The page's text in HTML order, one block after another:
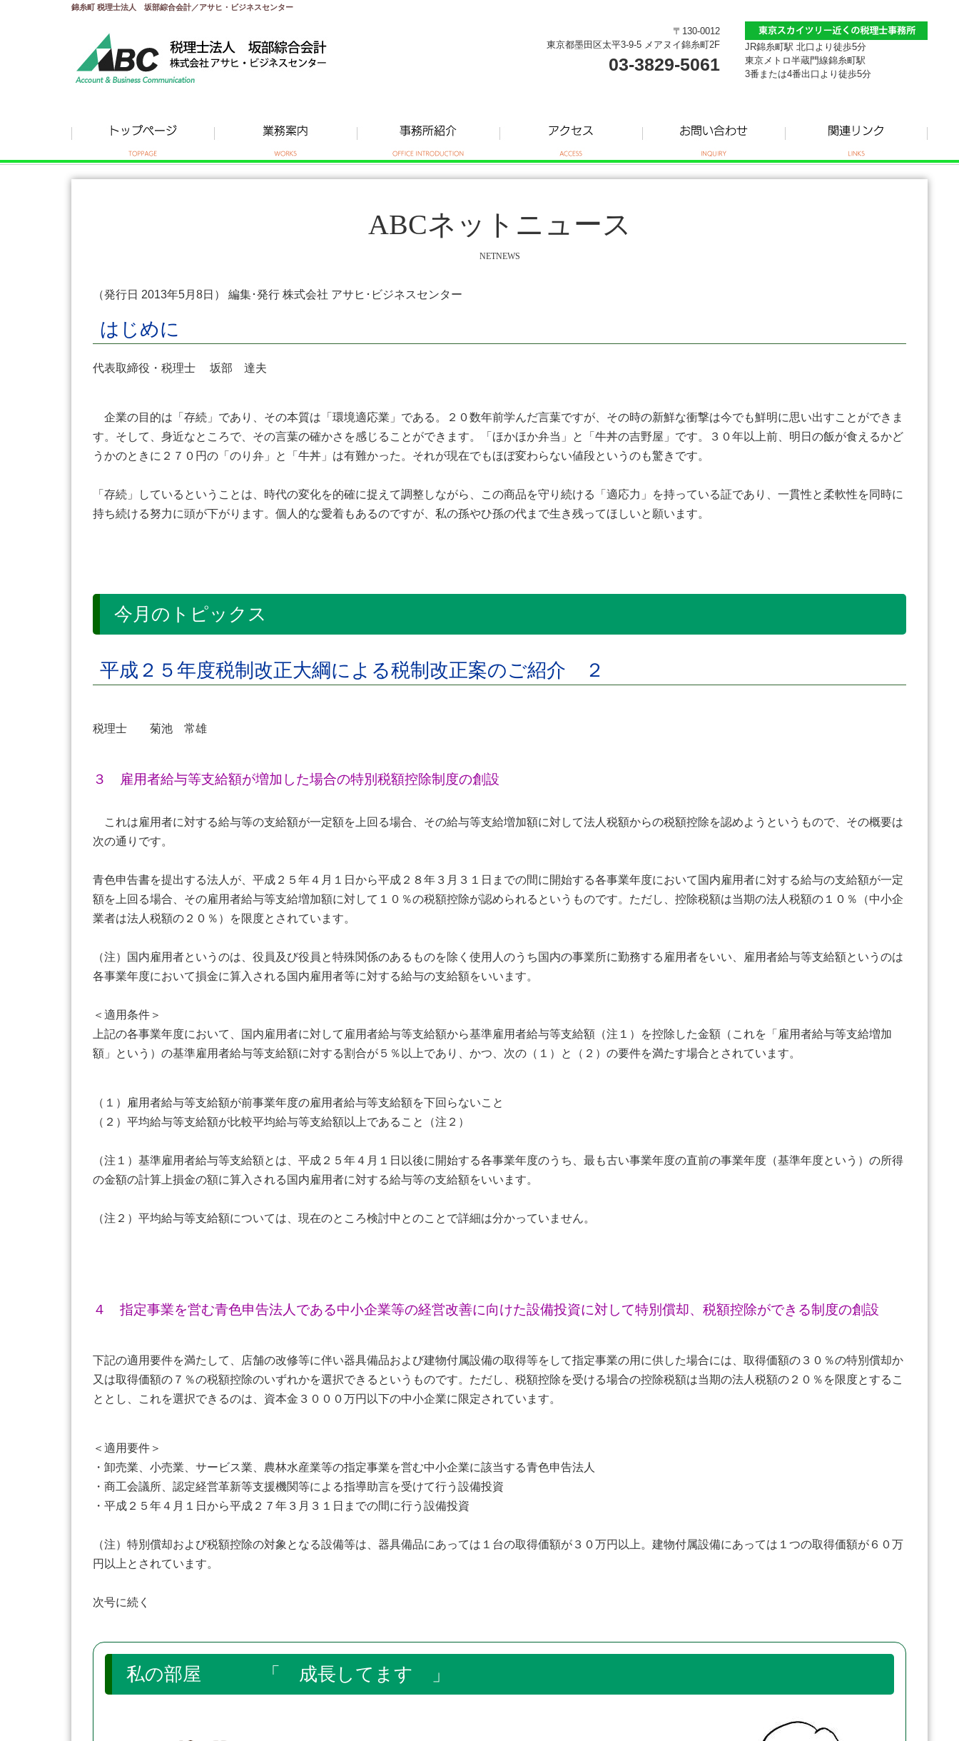
錦糸町 税理士法人 坂部綜合会計／アサヒ・ビジネスセンター
〒130-0012
東京都墨田区太平3-9-5 メアヌイ錦糸町2F
03-3829-5061
JR錦糸町駅 北口より徒歩5分
東京メトロ半蔵門線錦糸町駅
3番または4番出口より徒歩5分
ABCネットニュース
NETNEWS
（発行日 2013年5月8日） 編集･発行 株式会社 アサヒ･ビジネスセンター
はじめに
代表取締役・税理士 坂部 達夫
企業の目的は「存続」であり、その本質は「環境適応業」である。２０数年前学んだ言葉ですが、その時の新鮮な衝撃は今でも鮮明に思い出すことができま
す。そして、身近なところで、その言葉の確かさを感じることができます。「ほかほか弁当」と「牛丼の吉野屋」です。３０年以上前、明日の飯が食えるかど
うかのときに２７０円の「のり弁」と「牛丼」は有難かった。それが現在でもほぼ変わらない値段というのも驚きです。
「存続」しているということは、時代の変化を的確に捉えて調整しながら、この商品を守り続ける「適応力」を持っている証であり、一貫性と柔軟性を同時に
持ち続ける努力に頭が下がります。個人的な愛着もあるのですが、私の孫やひ孫の代まで生き残ってほしいと願います。
今月のトピックス
平成２５年度税制改正大綱による税制改正案のご紹介 ２
税理士 菊池 常雄
３ 雇用者給与等支給額が増加した場合の特別税額控除制度の創設
これは雇用者に対する給与等の支給額が一定額を上回る場合、その給与等支給増加額に対して法人税額からの税額控除を認めようというもので、その概要は
次の通りです。
青色申告書を提出する法人が、平成２５年４月１日から平成２８年３月３１日までの間に開始する各事業年度において国内雇用者に対する給与の支給額が一定
額を上回る場合、その雇用者給与等支給増加額に対して１０％の税額控除が認められるというものです。ただし、控除税額は当期の法人税額の１０％（中小企
業者は法人税額の２０％）を限度とされています。
（注）国内雇用者というのは、役員及び役員と特殊関係のあるものを除く使用人のうち国内の事業所に勤務する雇用者をいい、雇用者給与等支給額というのは
各事業年度において損金に算入される国内雇用者等に対する給与の支給額をいいます。
＜適用条件＞
上記の各事業年度において、国内雇用者に対して雇用者給与等支給額から基準雇用者給与等支給額（注１）を控除した金額（これを「雇用者給与等支給増加
額」という）の基準雇用者給与等支給額に対する割合が５％以上であり、かつ、次の（１）と（２）の要件を満たす場合とされています。
（１）雇用者給与等支給額が前事業年度の雇用者給与等支給額を下回らないこと
（２）平均給与等支給額が比較平均給与等支給額以上であること（注２）
（注１）基準雇用者給与等支給額とは、平成２５年４月１日以後に開始する各事業年度のうち、最も古い事業年度の直前の事業年度（基準年度という）の所得
の金額の計算上損金の額に算入される国内雇用者に対する給与等の支給額をいいます。
（注２）平均給与等支給額については、現在のところ検討中とのことで詳細は分かっていません。
４ 指定事業を営む青色申告法人である中小企業等の経営改善に向けた設備投資に対して特別償却、税額控除ができる制度の創設
下記の適用要件を満たして、店舗の改修等に伴い器具備品および建物付属設備の取得等をして指定事業の用に供した場合には、取得価額の３０％の特別償却か
又は取得価額の７％の税額控除のいずれかを選択できるというものです。ただし、税額控除を受ける場合の控除税額は当期の法人税額の２０％を限度とするこ
ととし、これを選択できるのは、資本金３０００万円以下の中小企業に限定されています。
＜適用要件＞
・卸売業、小売業、サービス業、農林水産業等の指定事業を営む中小企業に該当する青色申告法人
・商工会議所、認定経営革新等支援機関等による指導助言を受けて行う設備投資
・平成２５年４月１日から平成２７年３月３１日までの間に行う設備投資
（注）特別償却および税額控除の対象となる設備等は、器具備品にあっては１台の取得価額が３０万円以上。建物付属設備にあっては１つの取得価額が６０万
円以上とされています。
次号に続く
私の部屋 「 成長してます 」